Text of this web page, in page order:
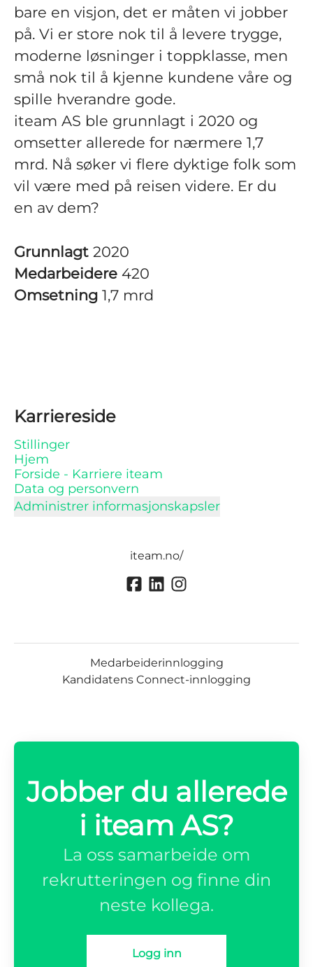
bare en visjon, det er måten vi jobber
på. Vi er store nok til å levere trygge,
moderne løsninger i toppklasse, men
små nok til å kjenne kundene våre og
spille hverandre gode.
iteam AS ble grunnlagt i 2020 og
omsetter allerede for nærmere 1,7
mrd. Nå søker vi flere dyktige folk som
vil være med på reisen videre. Er du
en av dem?
Grunnlagt 2020
Medarbeidere 420
Omsetning 1,7 mrd
Karriereside
Stillinger
Hjem
Forside - Karriere iteam
Data og personvern
Administrer informasjonskapsler
iteam.no/
Medarbeiderinnlogging
Kandidatens Connect-innlogging
Jobber du allerede
i iteam AS?
La oss samarbeide om
rekrutteringen og finne din
neste kollega.
Logg inn